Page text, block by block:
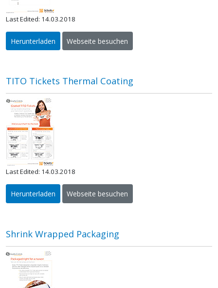
Last Edited: 14.03.2018
Herunterladen Webseite besuchen
TITO Tickets Thermal Coating
Last Edited: 14.03.2018
Herunterladen Webseite besuchen
Shrink Wrapped Packaging